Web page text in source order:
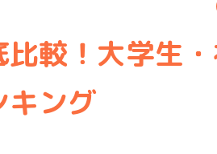
較！大学生
ング